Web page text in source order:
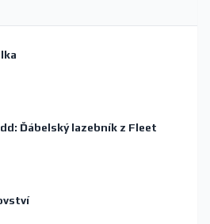
Ďábelský lazebník z Fleet